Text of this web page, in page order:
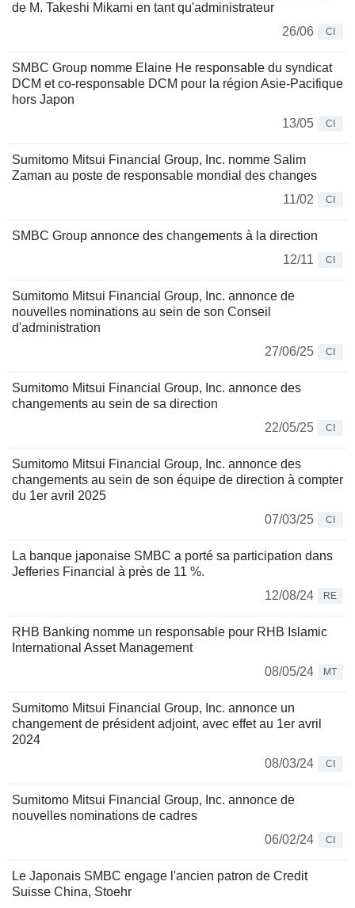
de M. Takeshi Mikami en tant qu'administrateur
26/06
CI
SMBC Group nomme Elaine He responsable du syndicat
DCM et co-responsable DCM pour la région Asie-Pacifique
hors Japon
13/05
CI
Sumitomo Mitsui Financial Group, Inc. nomme Salim
Zaman au poste de responsable mondial des changes
11/02
CI
SMBC Group annonce des changements à la direction
12/11
CI
Sumitomo Mitsui Financial Group, Inc. annonce de
nouvelles nominations au sein de son Conseil
d'administration
27/06/25
CI
Sumitomo Mitsui Financial Group, Inc. annonce des
changements au sein de sa direction
22/05/25
CI
Sumitomo Mitsui Financial Group, Inc. annonce des
changements au sein de son équipe de direction à compter
du 1er avril 2025
07/03/25
CI
La banque japonaise SMBC a porté sa participation dans
Jefferies Financial à près de 11 %.
12/08/24
RE
RHB Banking nomme un responsable pour RHB Islamic
International Asset Management
08/05/24
MT
Sumitomo Mitsui Financial Group, Inc. annonce un
changement de président adjoint, avec effet au 1er avril
2024
08/03/24
CI
Sumitomo Mitsui Financial Group, Inc. annonce de
nouvelles nominations de cadres
06/02/24
CI
Le Japonais SMBC engage l'ancien patron de Credit
Suisse China, Stoehr